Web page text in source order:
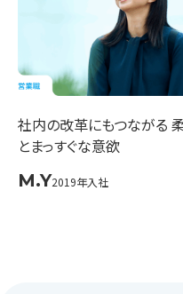
社内の改革にもつながる
とまっすぐな意欲
M.Y2019年入社